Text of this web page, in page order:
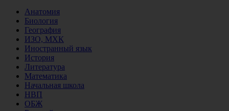
Анатомия
Биология
География
ИЗО, МХК
Иностранный язык
История
Литература
Математика
Начальная школа
НВП
ОБЖ